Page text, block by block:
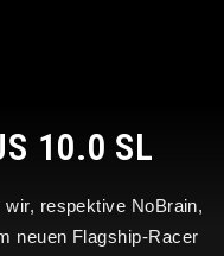
10.0 SL
respektive NoBrain,
neuen Flagship-Racer